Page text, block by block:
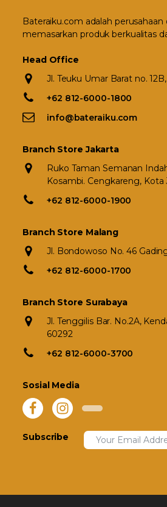
Bateraiku.com adalah
memasarkan produk berkualitas
Head Office
Jl. Teuku Umar Barat no.
+62 812-6000-1800
info@bateraiku.com
Branch Store Jakarta
Ruko Taman Semanan
Kosambi. Cengkareng, Kota
+62 812-6000-1900
Branch Store Malang
Jl. Bondowoso No. 46
+62 812-6000-1700
Branch Store Surabaya
Jl. Tenggilis Bar. No.2A,
60292
+62 812-6000-3700
Sosial Media
Subscribe